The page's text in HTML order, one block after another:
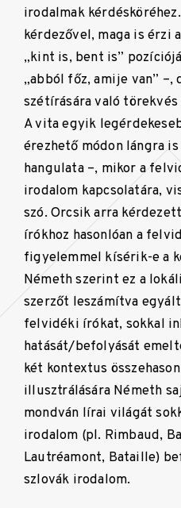
irodalmak
kérdezővel, maga is érzi
„kint is, bent is”
„abból főz, amije van”
szétírására való
A vita egyik
érezhető módon lángra
hangulata –, mikor a
irodalom kapcsolatára,
szó. Orcsik arra
írókhoz hasonlóan a
figyelemmel kísérik-e a
Németh szerint ez a
szerzőt leszámítva
felvidéki írókat, sokkal
hatását/befolyását
két kontextus
illusztrálására Németh
mondván lírai világát
irodalom (pl. Rimbaud,
Lautréamont, Bataille)
szlovák irodalom.